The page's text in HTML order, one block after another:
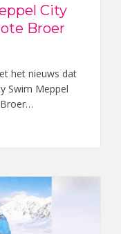
City
Broer
het nieuws dat
Swim Meppel
Meppel City